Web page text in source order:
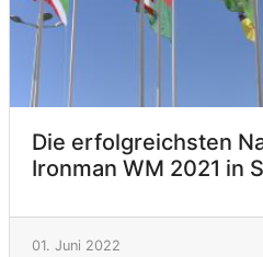
Die erfolgreichsten
Ironman WM 2021 in
01. Juni 2022